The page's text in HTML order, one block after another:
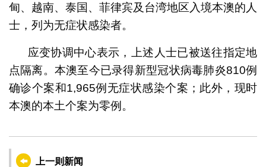
甸、越南、泰国、菲律宾及台湾地区入境本澳的人
士，列为无症状感染者。
应变协调中心表示，上述人士已被送往指定地
点隔离。本澳至今已录得新型冠状病毒肺炎810例
确诊个案和1,965例无症状感染个案；此外，现时
本澳的本土个案为零例。
上一则新闻